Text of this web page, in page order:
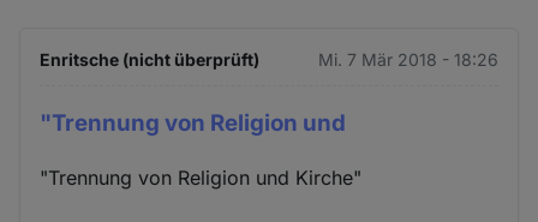
Enritsche (nicht überprüft) Mi. 7 Mär 2018 - 18:26
"Trennung von Religion und
"Trennung von Religion und Kirche"